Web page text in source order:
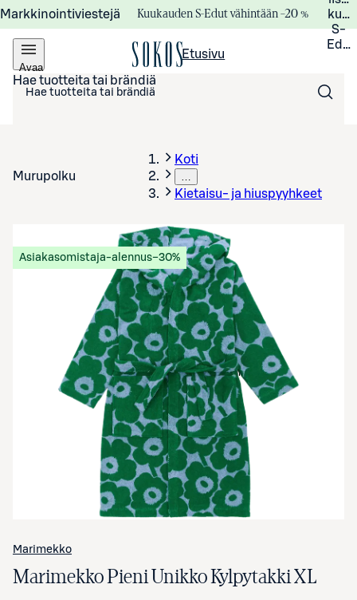
Markkinointiviestejä Kuukauden S-Edut vähintään –20 %
S-
Avaa
valikko
Etusivu
Hae tuotteita tai brändiä
Murupolku
Koti
…
Kietaisu- ja hiuspyyhkeet
Avaa tuotekuva suurennettuna
Asiakasomistaja-alennus−30%
Marimekko
Marimekko Pieni Unikko Kylpytakki XL